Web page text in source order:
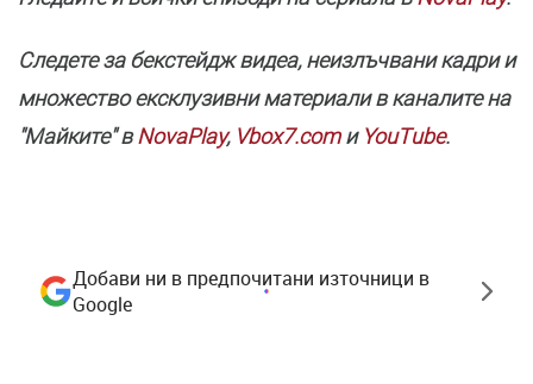
Следете за бекстейдж видеа, неизлъчвани кадри и
множество ексклузивни материали в каналите на
"Майките" вNovaPlay, Vbox7.comи YouТube.
Добави ни в предпочитани източници в
Google